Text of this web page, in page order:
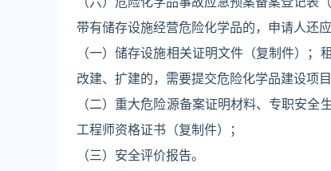
带有储存设施经营危险化学品的，申请人还
（一）储存设施相关证明文件（复制件）
改建、扩建的，需要提交危险化学品建设项
（二）重大危险源备案证明材料、专职安
工程师资格证书（复制件）；
（三）安全评价报告。